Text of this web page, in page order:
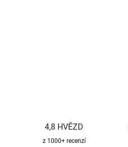
4,8 HVĚZD
z 1000+ recenzí